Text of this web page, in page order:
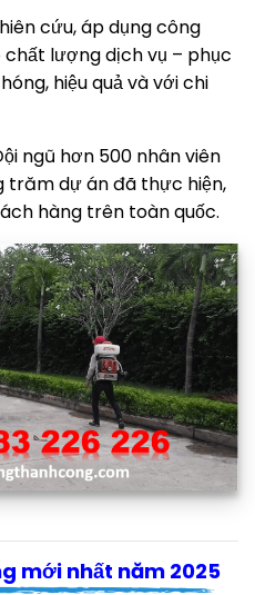
cứu, áp dụng công
chất lượng dịch vụ – phục
hiệu quả và với chi
ngũ hơn 500 nhân viên
trăm dự án đã thực hiện,
hàng trên toàn quốc.
Thành Công Pest Control
mới nhất năm 2025